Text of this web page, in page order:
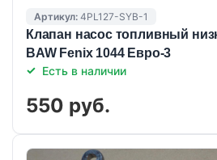
Артикул: 4PL127-SYB-1
Клапан насос топливный
BAW Fenix 1044 Eвро-3
Есть в наличии
550 руб.